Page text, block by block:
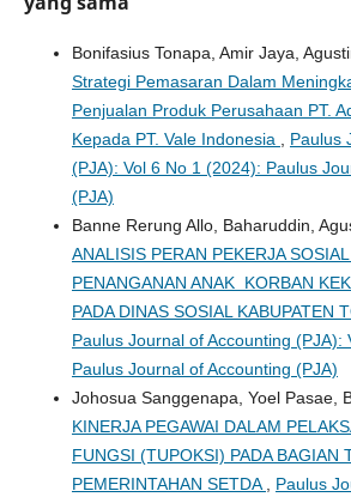
Bonifasius Tonapa, Amir Jaya,
Strategi Pemasaran Dalam
Penjualan Produk Perusahaan PT.
Kepada PT. Vale Indonesia
Paulus
(PJA): Vol 6 No 1 (2024): Paulus
(PJA)
Banne Rerung Allo, Baharuddin,
ANALISIS PERAN PEKERJA
PENANGANAN ANAK KORBAN
PADA DINAS SOSIAL KABUPATEN
Paulus Journal of Accounting (PJA):
Paulus Journal of Accounting (PJA)
Johosua Sanggenapa, Yoel Pasae,
KINERJA PEGAWAI DALAM
FUNGSI (TUPOKSI) PADA BAGIAN
PEMERINTAHAN SETDA
Paulus